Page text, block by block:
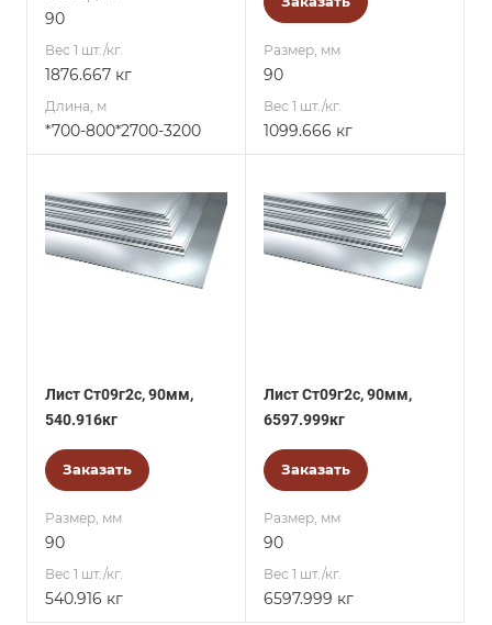
90
Вес 1 шт./кг.
1876.667 кг
Длина, м
*700-800*2700-3200
Размер, мм
90
Вес 1 шт./кг.
1099.666 кг
Лист Ст09г2с, 90мм,
540.916кг
Заказать
Размер, мм
90
Вес 1 шт./кг.
540.916 кг
Лист Ст09г2с, 90мм,
6597.999кг
Заказать
Размер, мм
90
Вес 1 шт./кг.
6597.999 кг